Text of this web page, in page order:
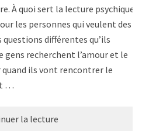
À quoi sert la lecture psychique ?
les personnes qui veulent des
questions différentes qu’ils
gens recherchent l’amour et le
ils vont rencontrer le
…
la lecture